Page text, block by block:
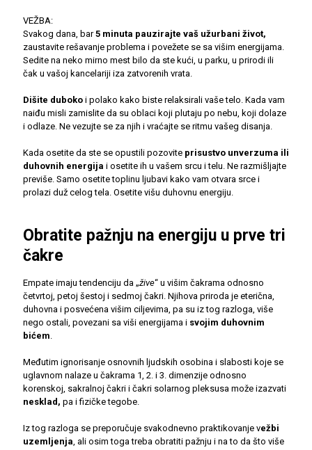
VEŽBA:
Svakog dana, bar5 minuta pauzirajte vaš užurbani život,
zaustavite rešavanje problema i povežete se sa višim energijama.
Sedite na neko mirno mest bilo da ste kući, u parku, u prirodi ili
čak u vašoj kancelariji iza zatvorenih vrata.
Dišite duboko i polako kako biste relaksirali vaše telo. Kada vam
naiđu misli zamislite da su oblaci koji plutaju po nebu, koji dolaze
i odlaze. Ne vezujte se za njih i vraćajte se ritmu vašeg disanja.
Kada osetite da ste se opustili pozovite prisustvo unverzuma ili
duhovnih energija i osetite ih u vašem srcu i telu. Ne razmišljajte
previše. Samo osetite toplinu ljubavi kako vam otvara srce i
prolazi duž celog tela. Osetite višu duhovnu energiju.
Obratite pažnju na energiju u prve tri
čakre
Empate imaju tendenciju da „žive“ u višim čakrama odnosno
četvrtoj, petoj šestoj i sedmoj čakri. Njihova priroda je eterična,
duhovna i posvećena višim ciljevima, pa su iz tog razloga, više
nego ostali, povezani sa viši energijama i svojim duhovnim
bićem.
Međutim ignorisanje osnovnih ljudskih osobina i slabosti koje se
uglavnom nalaze u čakrama 1, 2. i 3. dimenzije odnosno
korenskoj, sakralnoj čakri i čakri solarnog pleksusa može izazvati
nesklad, pa i fizičke tegobe.
Iz tog razloga se preporučuje svakodnevno praktikovanje vežbi
uzemljenja, ali osim toga treba obratiti pažnju i na to da što više